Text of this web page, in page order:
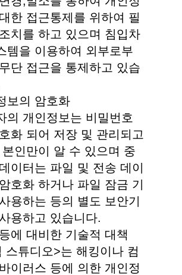
한 접근통제를 위하여 필
치를 하고 있으며 침입차
템을 이용하여 외부로부
단 접근을 통제하고 있습
보의 암호화
의 개인정보는 비밀번호
화 되어 저장 및 관리되고
인만이 알 수 있으며 중
이터는 파일 및 전송 데이
호화 하거나 파일 잠금 기
용하는 등의 별도 보안기
용하고 있습니다.
에 대비한 기술적 대책
스튜디오>는 해킹이나 컴
이러스 등에 의한 개인정